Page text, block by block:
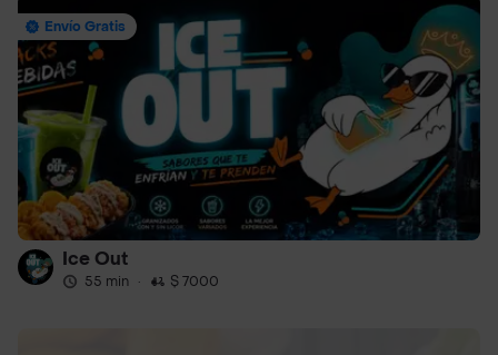
Envío Gratis
Ice Out
55 min · $ 7000